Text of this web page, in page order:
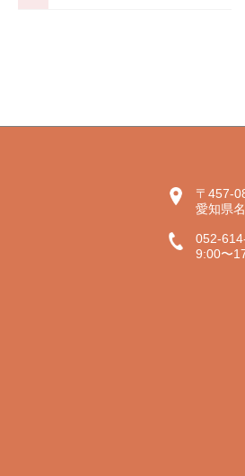
〒457-
愛知県
052-
9:00〜